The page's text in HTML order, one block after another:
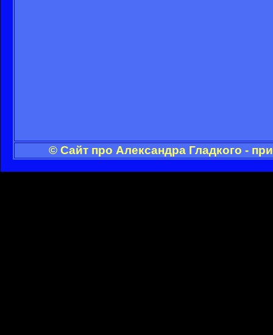
© Сайт про Александра Гладкого -